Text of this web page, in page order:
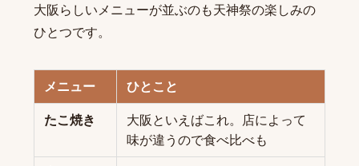
大阪らしいメニューが並ぶのも天神祭の楽しみの
ひとつです。
メニュー ひとこと
たこ焼き
大阪といえばこれ。店によって
味が違うので食べ比べも